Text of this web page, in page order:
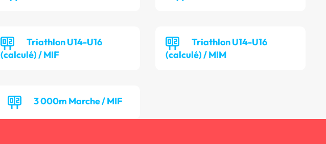
Triathlon U14-U16
(calculé) / MIF
Triathlon U14-U16
(calculé) / MIM
3 000m Marche / MIF